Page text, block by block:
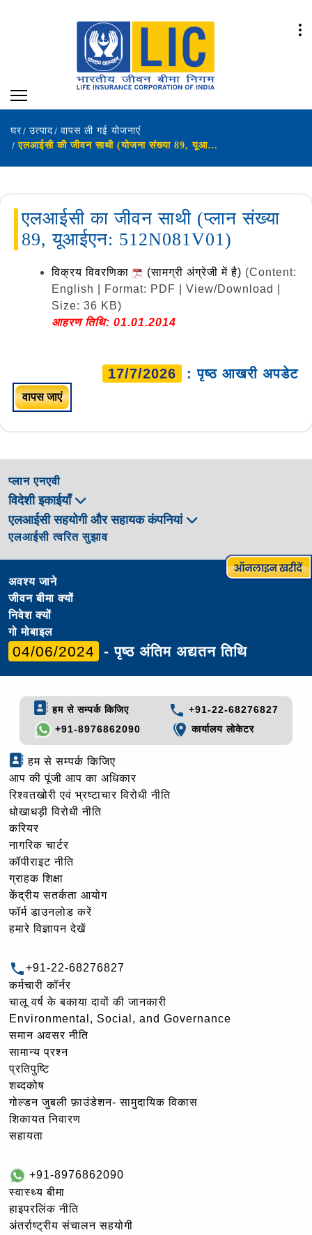
घर उत्पाद
वापस ली गई योजनाएं
एलआईसी की जीवन साथी (योजना संख्या 89, यूआईएन: 512N081V01)
एलआईसी का जीवन साथी (प्लान संख्या
89, यूआईएन: 512N081V01)
विक्रय विवरणिका (सामग्री अंग्रेजी में है) (Content:
English | Format: PDF | View/Download |
Size: 36 KB)
आहरण तिथि: 01.01.2014
17/7/2026 : पृष्ठ आखरी अपडेट
वापस जाएं
प्लान एनएवी
विदेशी इकाईयाँ
एलआईसी सहयोगी और सहायक कंपनियां
एलआईसी त्वरित सुझाव
अवश्य जाने
जीवन बीमा क्यों
निवेश क्यों
गो मोबाइल
04/06/2024 - पृष्ठ अंतिम अद्यतन तिथि
हम से सम्पर्क किजिए
+91-22-68276827
+91-8976862090
कार्यालय लोकेटर
हम से सम्पर्क किजिए
आप की पूंजी आप का अधिकार
रिश्वतखोरी एवं भ्रष्टाचार विरोधी नीति
धोखाधड़ी विरोधी नीति
करियर
नागरिक चार्टर
कॉपीराइट नीति
ग्राहक शिक्षा
केंद्रीय सतर्कता आयोग
फॉर्म डाउनलोड करें
हमारे विज्ञापन देखें
+91-22-68276827
कर्मचारी कॉर्नर
चालू वर्ष के बकाया दावों की जानकारी
Environmental, Social, and Governance
समान अवसर नीति
सामान्य प्रश्न
प्रतिपुष्टि
शब्दकोष
गोल्‍डन जुबली फ़ाउंडेशन- सामुदायिक विकास
शिकायत निवारण
सहायता
+91-8976862090
स्वास्थ्य बीमा
हाइपरलिंक नीति
अंतर्राष्ट्रीय संचालन सहयोगी